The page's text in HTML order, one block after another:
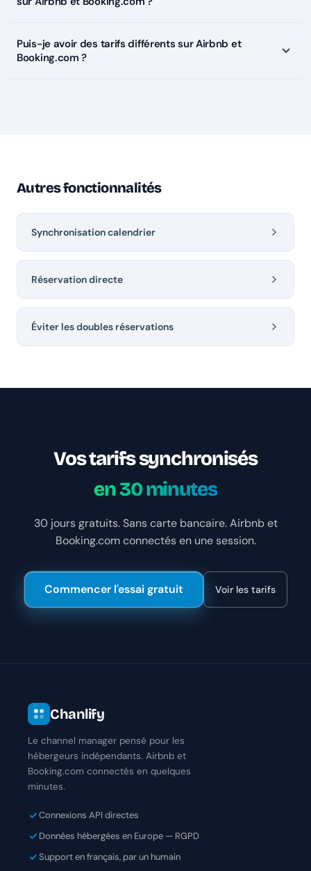
supplémentaire / mois
Puis-je avoir des tarifs différents sur Airbnb et
Booking.com ?
Autres fonctionnalités
Synchronisation calendrier
Réservation directe
Éviter les doubles réservations
Vos tarifs synchronisés
en 30 minutes
30 jours gratuits. Sans carte bancaire. Airbnb et
Booking.com connectés en une session.
Commencer l'essai gratuit Voir les tarifs
Chanlify
Le channel manager pensé pour les
hébergeurs indépendants. Airbnb et
Booking.com connectés en quelques
minutes.
Connexions API directes
Données hébergées en Europe — RGPD
Support en français, par un humain